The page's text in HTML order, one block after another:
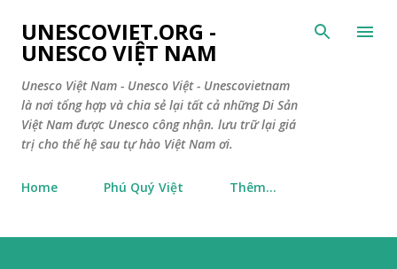
Chuyển đến nội dung chính
UNESCOVIET.ORG -
UNESCO VIỆT NAM
Unesco Việt Nam - Unesco Việt - Unescovietnam
là nơi tổng hợp và chia sẻ lại tất cả những Di Sản
Việt Nam được Unesco công nhận. lưu trữ lại giá
trị cho thế hệ sau tự hào Việt Nam ơi.
Home Phú Quý Việt Thêm…